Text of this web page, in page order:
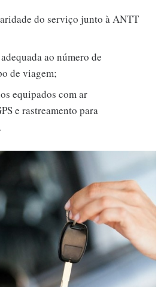
do serviço junto à ANTT
ao número de
de viagem;
equipados com ar
e rastreamento para